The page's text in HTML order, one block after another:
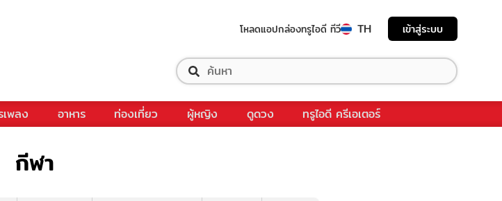
โหลดแอปกล่องทรูไอดี ทีวี TH เข้าสู่ระบบ
เพลง อาหาร ท่องเที่ยว ผู้หญิง ดูดวง ทรูไอดี ครีเอเตอร์
กีฬา